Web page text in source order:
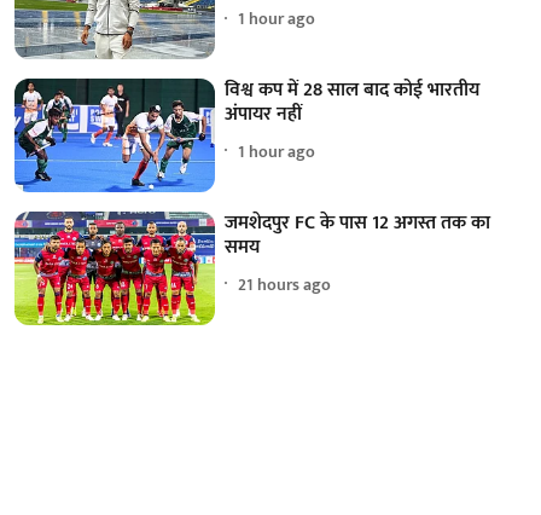
1 hour ago
विश्व कप में 28 साल बाद कोई भारतीय
अंपायर नहीं
1 hour ago
जमशेदपुर FC के पास 12 अगस्त तक का
समय
21 hours ago